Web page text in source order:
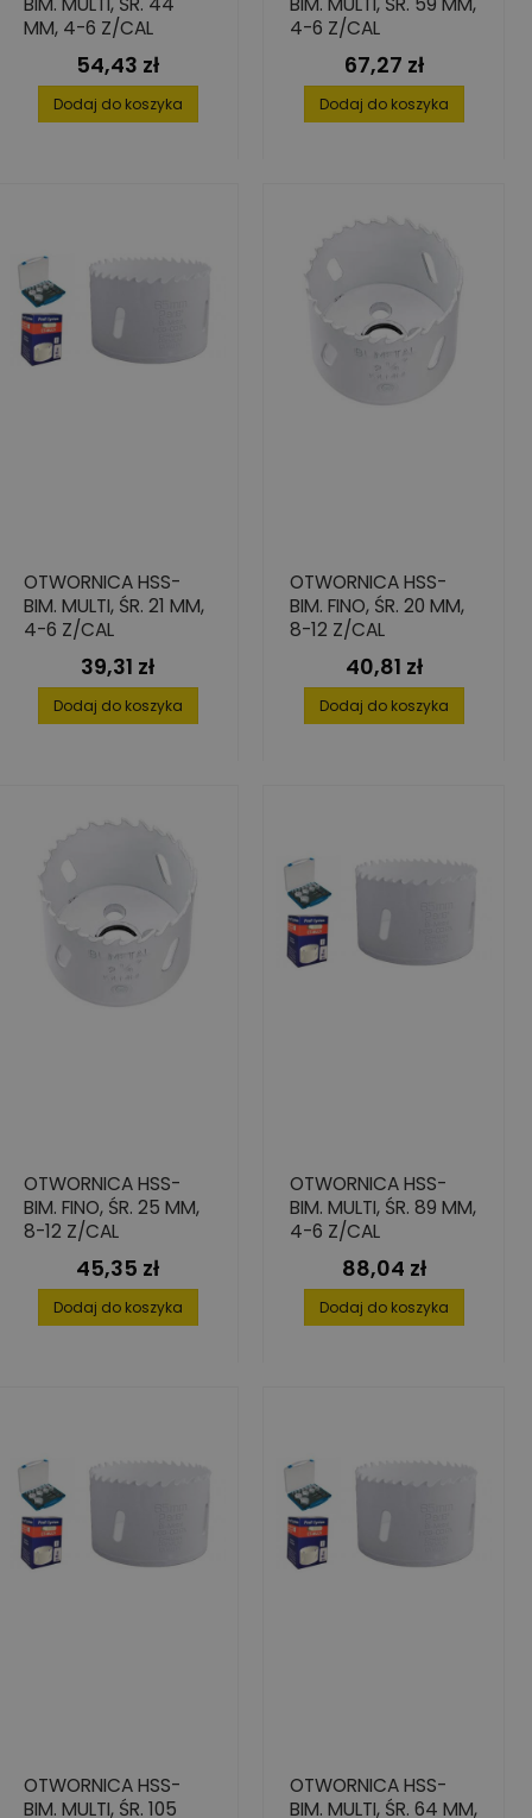
MM, 4-6 Z/CAL
Cena
54,43 zł
Dodaj do koszyka
4-6 Z/CAL
Cena
67,27 zł
Dodaj do koszyka
OTWORNICA HSS-
BIM. MULTI, ŚR. 21 MM,
4-6 Z/CAL
Cena
39,31 zł
Dodaj do koszyka
OTWORNICA HSS-
BIM. FINO, ŚR. 20 MM,
8-12 Z/CAL
Cena
40,81 zł
Dodaj do koszyka
OTWORNICA HSS-
BIM. FINO, ŚR. 25 MM,
8-12 Z/CAL
Cena
45,35 zł
Dodaj do koszyka
OTWORNICA HSS-
BIM. MULTI, ŚR. 89 MM,
4-6 Z/CAL
Cena
88,04 zł
Dodaj do koszyka
OTWORNICA HSS-
BIM. MULTI, ŚR. 105
OTWORNICA HSS-
BIM. MULTI, ŚR. 64 MM,